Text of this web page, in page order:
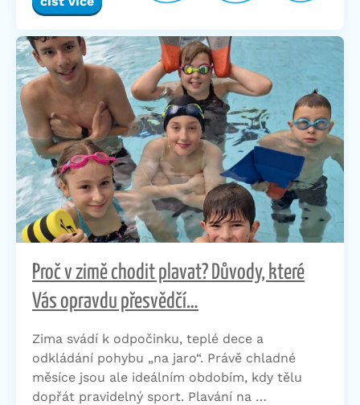
Proč v zimě chodit plavat? Důvody, které
Vás opravdu přesvědčí…
Zima svádí k odpočinku, teplé dece a
odkládání pohybu „na jaro“. Právě chladné
měsíce jsou ale ideálním obdobím, kdy tělu
dopřát pravidelný sport. Plavání na …